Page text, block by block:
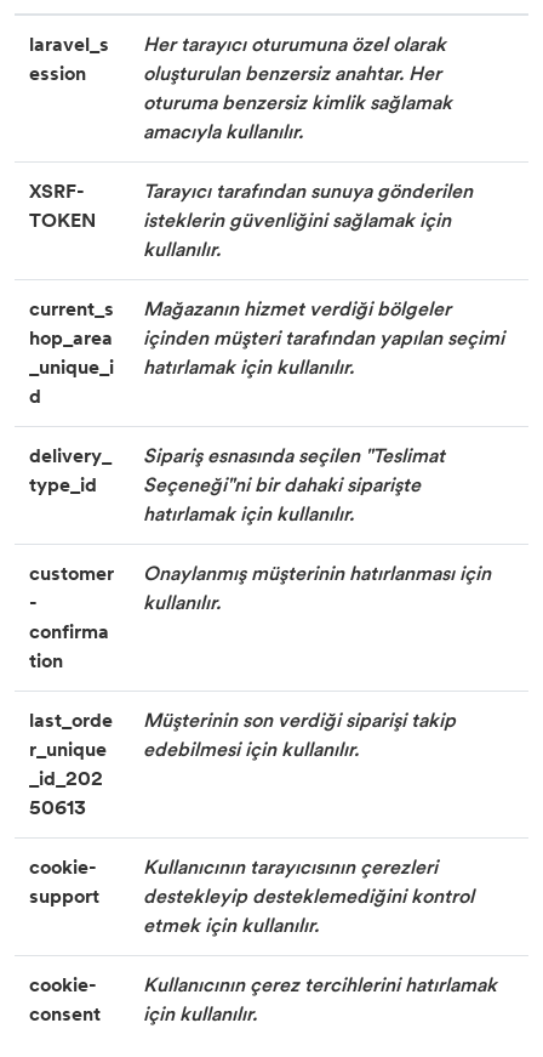
laravel_s
ession
Her tarayıcı oturumuna özel olarak
oluşturulan benzersiz anahtar. Her
oturuma benzersiz kimlik sağlamak
amacıyla kullanılır.
XSRF-
TOKEN
Tarayıcı tarafından sunuya gönderilen
isteklerin güvenliğini sağlamak için
kullanılır.
current_s
hop_area
_unique_i
d
Mağazanın hizmet verdiği bölgeler
içinden müşteri tarafından yapılan seçimi
hatırlamak için kullanılır.
delivery_
type_id
Sipariş esnasında seçilen "Teslimat
Seçeneği"ni bir dahaki siparişte
hatırlamak için kullanılır.
customer
-
confirma
tion
Onaylanmış müşterinin hatırlanması için
kullanılır.
last_orde
r_unique
_id_202
50613
Müşterinin son verdiği siparişi takip
edebilmesi için kullanılır.
cookie-
support
Kullanıcının tarayıcısının çerezleri
destekleyip desteklemediğini kontrol
etmek için kullanılır.
cookie-
consent
Kullanıcının çerez tercihlerini hatırlamak
için kullanılır.